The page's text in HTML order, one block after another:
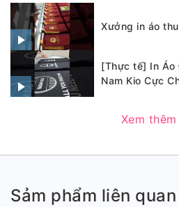
Xưởng in áo
[Thực tế] In Áo
Nam Kio Cực
Xem thêm
Sảm phẩm liên quan